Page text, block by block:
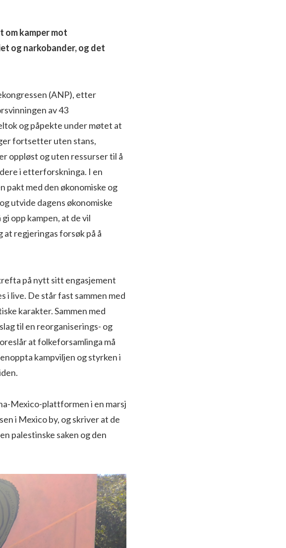
om kamper mot
og narkobander, og det
(ANP), etter
av 43
og påpekte under møtet at
fortsetter uten stans,
oppløst og uten ressurser til å
i etterforskninga. I en
med den økonomiske og
utvide dagens økonomiske
opp kampen, at de vil
regjeringas forsøk på å
på nytt sitt engasjement
live. De står fast sammen med
karakter. Sammen med
til en reorganiserings- og
at folkeforsamlinga må
kampviljen og styrken i
Mexico-plattformen i en marsj
i Mexico by, og skriver at de
palestinske saken og den